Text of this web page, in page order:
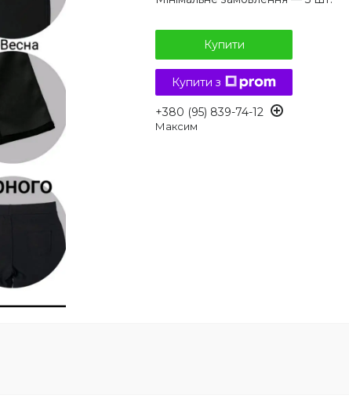
Купити
Купити з
+380 (95) 839-74-12
Максим